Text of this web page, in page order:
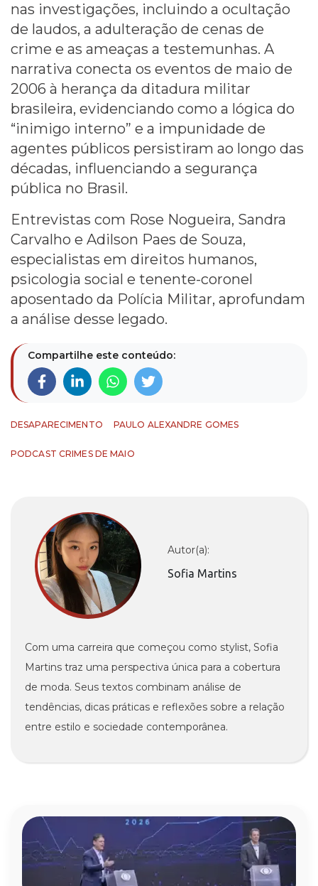
nas investigações, incluindo a ocultação
de laudos, a adulteração de cenas de
crime e as ameaças a testemunhas. A
narrativa conecta os eventos de maio de
2006 à herança da ditadura militar
brasileira, evidenciando como a lógica do
“inimigo interno” e a impunidade de
agentes públicos persistiram ao longo das
décadas, influenciando a segurança
pública no Brasil.
Entrevistas com Rose Nogueira, Sandra
Carvalho e Adilson Paes de Souza,
especialistas em direitos humanos,
psicologia social e tenente-coronel
aposentado da Polícia Militar, aprofundam
a análise desse legado.
Compartilhe este conteúdo:
DESAPARECIMENTO PAULO ALEXANDRE GOMES
PODCAST CRIMES DE MAIO
Autor(a):
Sofia Martins
Com uma carreira que começou como stylist, Sofia
Martins traz uma perspectiva única para a cobertura
de moda. Seus textos combinam análise de
tendências, dicas práticas e reflexões sobre a relação
entre estilo e sociedade contemporânea.